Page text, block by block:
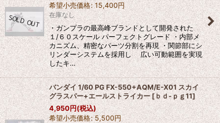
希望小売価格: 15,400円
在庫なし
・ガンプラの最高峰ブランドとして開発された
１/６０スケール パーフェクトグレード ・内部メ
カニズム、精密なパーツ分割を再現 ・関節部にシ
リンダーシステムを採用し 広い可動範囲を実現
したキ…
バンダイ 1/60 PG FX-550+AQM/E-X01 スカイ
グラスパー+エールストライカー [ｂｄ-ｐｇ11]
4,950円(税込)
希望小売価格: 5,500円